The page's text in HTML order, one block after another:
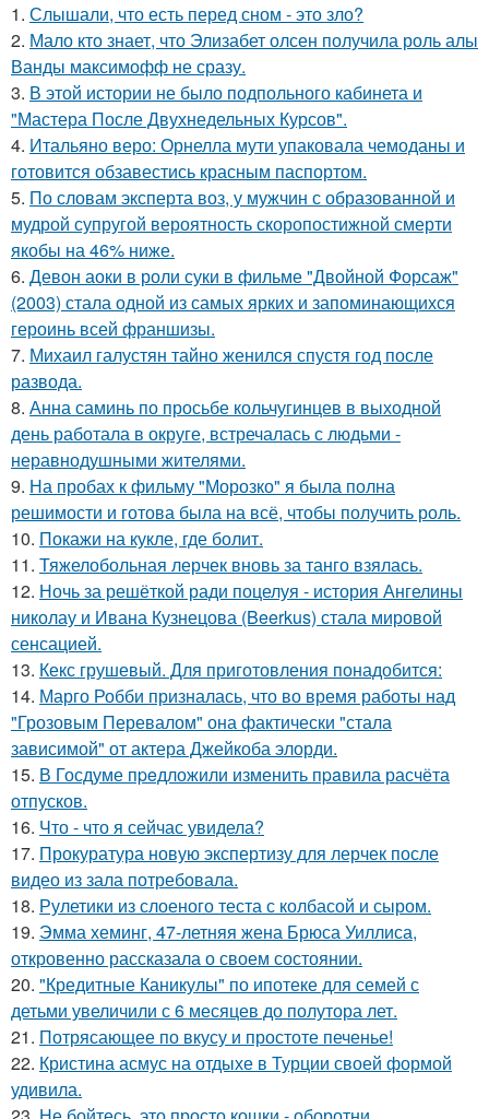
1. Слышали, что есть перед сном - это зло?
2. Мало кто знает, что Элизабет олсен получила роль алы
Ванды максимофф не сразу.
3. В этой истории не было подпольного кабинета и
"Мастера После Двухнедельных Курсов".
4. Итальяно веро: Орнелла мути упаковала чемоданы и
готовится обзавестись красным паспортом.
5. По словам эксперта воз, у мужчин с образованной и
мудрой супругой вероятность скоропостижной смерти
якобы на 46% ниже.
6. Девон аоки в роли суки в фильме "Двойной Форсаж"
(2003) стала одной из самых ярких и запоминающихся
героинь всей франшизы.
7. Михаил галустян тайно женился спустя год после
развода.
8. Анна саминь по просьбе кольчугинцев в выходной
день работала в округе, встречалась с людьми -
неравнодушными жителями.
9. На пробах к фильму "Морозко" я была полна
решимости и готова была на всё, чтобы получить роль.
10. Покажи на кукле, где болит.
11. Тяжелобольная лерчек вновь за танго взялась.
12. Ночь за решёткой ради поцелуя - история Ангелины
николау и Ивана Кузнецова (Beerkus) стала мировой
сенсацией.
13. Кекс грушевый. Для приготовления понадобится:
14. Марго Робби призналась, что во время работы над
"Грозовым Перевалом" она фактически "стала
зависимой" от актера Джейкоба элорди.
15. В Госдуме пpeдложили изменить пpaвила расчёта
отпусков.
16. Что - что я сейчас увидела?
17. Прокуратура новую экспертизу для лерчек после
видео из зала потребовала.
18. Рулетики из слоеного теста с колбасой и сыром.
19. Эмма хеминг, 47-летняя жена Брюса Уиллиса,
откровенно рассказала о своем состоянии.
20. "Кредитные Каникулы" по ипотеке для семей с
детьми увеличили с 6 месяцев до полутора лет.
21. Потрясающее по вкусу и простоте печенье!
22. Кристина асмус на отдыхе в Турции своей формой
удивила.